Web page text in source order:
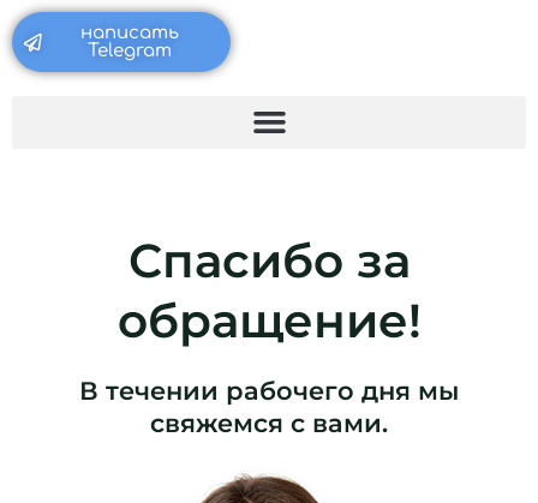
Перейти
содержимому
написать
Telegram
Спасибо за
обращение!
В течении рабочего дня мы
свяжемся с вами.